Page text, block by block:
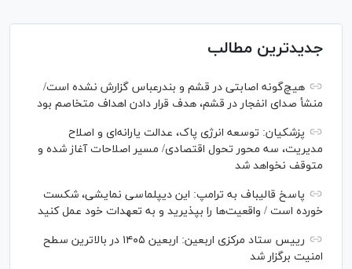
جدیدترین مطالب
هیچ‌گونه اصابتی در قشم و بندرعباس گزارش نشده است/
منشأ صدای انفجار در قشم، هدف قرار دادن اهداف متخاصم بود
پزشکیان: توسعه انرژی پاک، عدالت یارانه‌ای و اصلاح
مدیریت، سه محور تحول اقتصادی/ مسیر اصلاحات آغاز شده و
متوقف نخواهد شد
پاسخ قالیباف به ترامپ: این دیپلماسی نمایشی، شکست
خورده است / واقعیت‌ها را بپذیرید و به تعهدات خود عمل کنید
رییس ستاد مرکزی اربعین: اربعین ۱۴۰۵ در بالاترین سطح
امنیت برگزار شد